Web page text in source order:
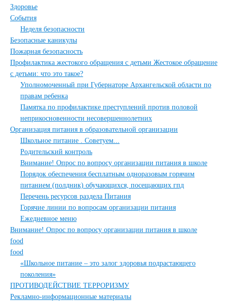
Здоровье
События
Неделя безопасности
Безопасные каникулы
Пожарная безопасность
Профилактика жестокого обращения с детьми Жестокое обращение
с детьми: что это такое?
Уполномоченный при Губернаторе Архангельской области по
правам ребенка
Памятка по профилактике преступлений против половой
неприкосновенности несовершеннолетних
Организация питания в образовательной организации
Школьное питание . Советуем...
Родительский контроль
Внимание! Опрос по вопросу организации питания в школе
Порядок обеспечения бесплатным одноразовым горячим
питанием (полдник) обучающихся, посещающих гпд
Перечень ресурсов раздела Питания
Горячие линии по вопросам организации питания
Ежедневное меню
Внимание! Опрос по вопросу организации питания в школе
food
food
«Школьное питание – это залог здоровья подрастающего
поколения»
ПРОТИВОДЕЙСТВИЕ ТЕРРОРИЗМУ
Рекламно-информационные материалы